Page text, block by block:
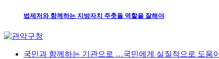
법제처와 함께하는 지방자치 주춧돌 역할을 잘해야
국민과 함께하는 기관으로 …국민에게 실질적으로 도움